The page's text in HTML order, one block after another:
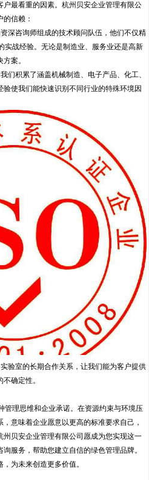
最看重的因素。杭州贝安企业管理有限公
信赖：
深咨询师组成的技术顾问队伍，他们不仅精
实战经验。无论是制造业、服务业还是高新
案。
们积累了涵盖机械制造、电子产品、化工、
使我们能快速识别不同行业的特殊环境因
验室的长期合作关系，让我们能为客户提供
确定性。
管理思维和企业承诺。在资源约束与环境压
意味着企业愿意以更高的标准要求自己，
贝安企业管理有限公司愿成为您实现这一
服务，帮助您建立自信的绿色管理品牌。
为未来创造更多价值。